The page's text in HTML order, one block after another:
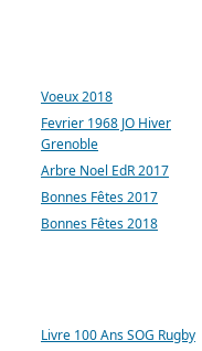
Voeux 2018
Fevrier 1968 JO Hiver
Grenoble
Arbre Noel EdR 2017
Bonnes Fêtes 2017
Bonnes Fêtes 2018
Livre 100 Ans SOG Rugby